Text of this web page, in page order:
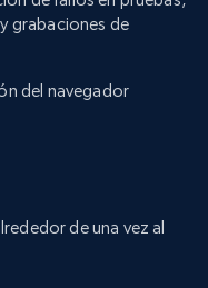
grabaciones de
del navegador
de una vez al